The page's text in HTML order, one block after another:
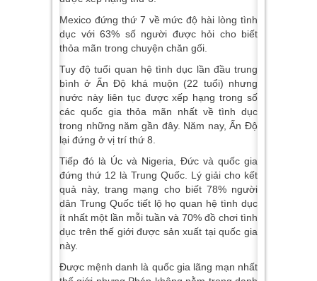
Mexico đứng thứ 7 về mức độ hài lòng tình
dục với 63% số người được hỏi cho biết
thỏa mãn trong chuyện chăn gối.
Tuy độ tuổi quan hệ tình dục lần đầu trung
bình ở Ấn Độ khá muộn (22 tuổi) nhưng
nước này liên tục được xếp hạng trong số
các quốc gia thỏa mãn nhất về tình dục
trong những năm gần đây. Năm nay, Ấn Độ
lại đứng ở vị trí thứ 8.
Tiếp đó là Úc và Nigeria, Đức và quốc gia
đứng thứ 12 là Trung Quốc. Lý giải cho kết
quả này, trang mạng cho biết 78% người
dân Trung Quốc tiết lộ họ quan hệ tình dục
ít nhất một lần mỗi tuần và 70% đồ chơi tình
dục trên thế giới được sản xuất tại quốc gia
này.
Được mệnh danh là quốc gia lãng mạn nhất